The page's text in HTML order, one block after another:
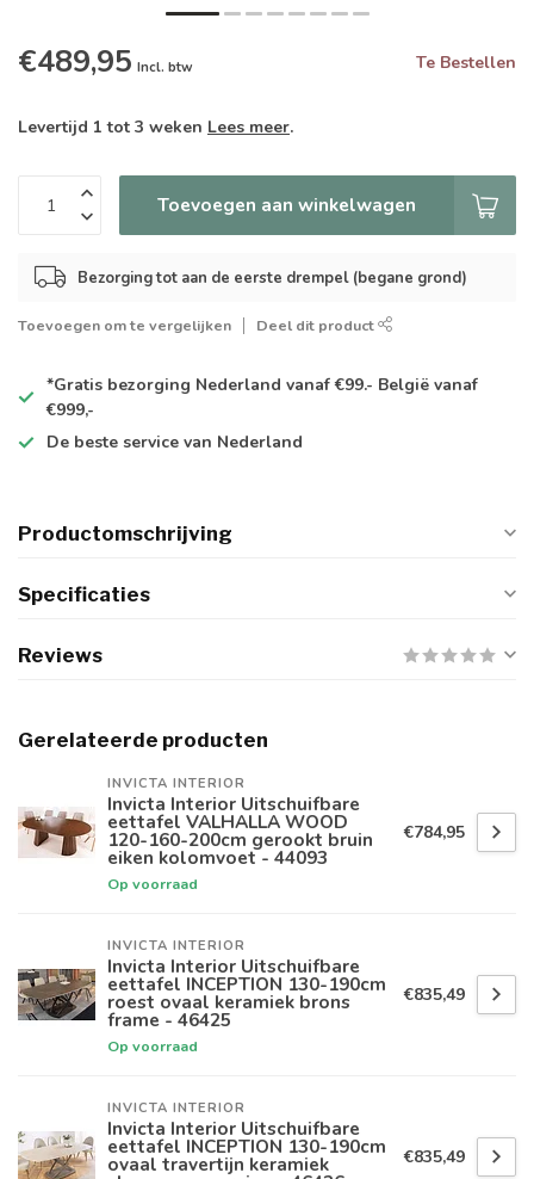
€489,95 Incl. btw Te Bestellen
Levertijd 1 tot 3 weken Lees meer.
Toevoegen aan winkelwagen
Bezorging tot aan de eerste drempel (begane grond)
Toevoegen om te vergelijken Deel dit product
*Gratis bezorging Nederland vanaf €99.- België vanaf
€999,-
De beste service van Nederland
Productomschrijving
Specificaties
Reviews
Gerelateerde producten
INVICTA INTERIOR
Invicta Interior Uitschuifbare
eettafel VALHALLA WOOD
120-160-200cm gerookt bruin
eiken kolomvoet - 44093
Op voorraad
€784,95
INVICTA INTERIOR
Invicta Interior Uitschuifbare
eettafel INCEPTION 130-190cm
roest ovaal keramiek brons
frame - 46425
Op voorraad
€835,49
INVICTA INTERIOR
Invicta Interior Uitschuifbare
eettafel INCEPTION 130-190cm
ovaal travertijn keramiek €835,49